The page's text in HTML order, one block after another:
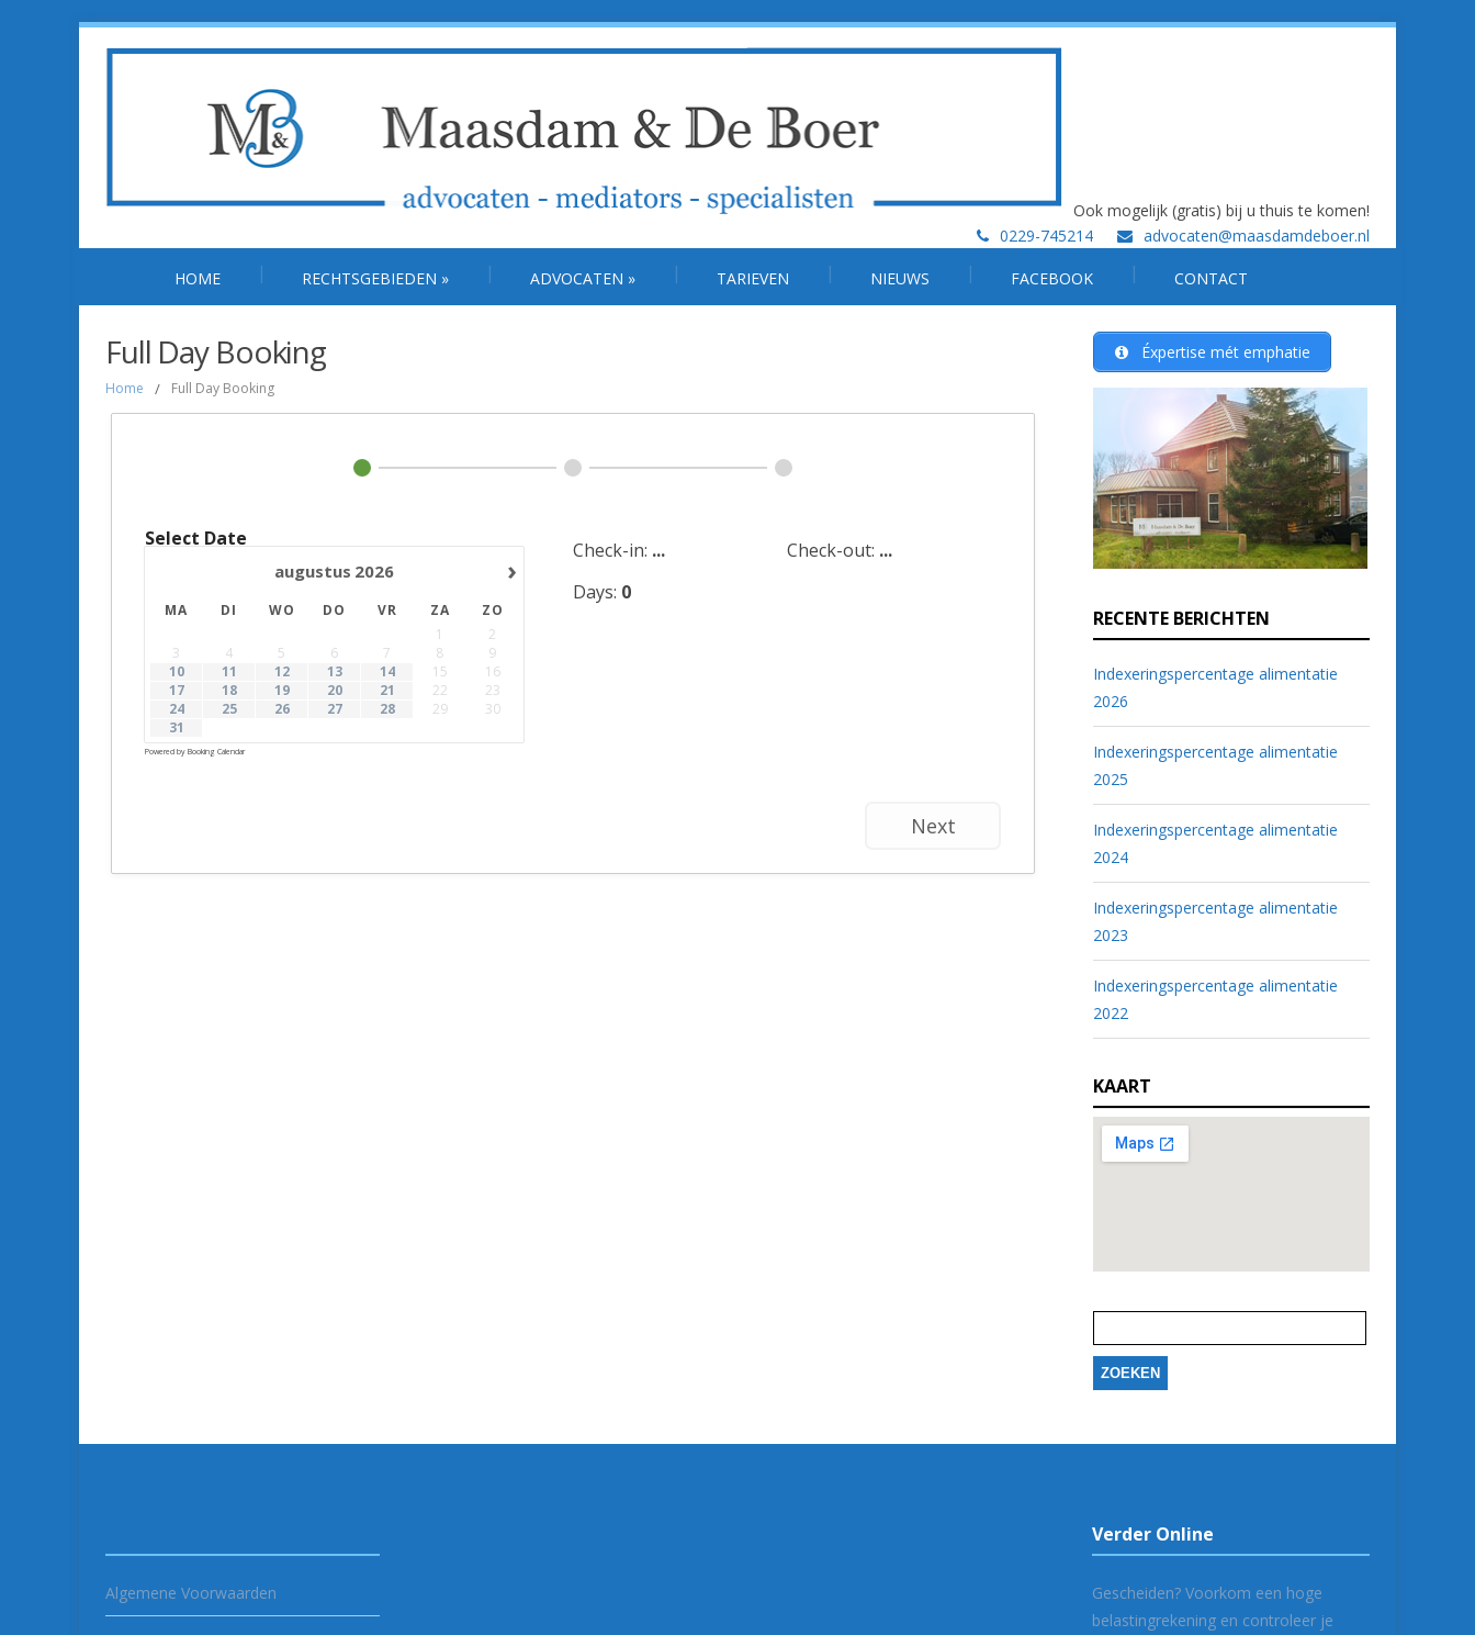
Ook mogelijk (gratis) bij u thuis te komen!
0229-745214
advocaten@maasdamdeboer.nl
HOME RECHTSGEBIEDEN » ADVOCATEN » TARIEVEN NIEUWS FACEBOOK CONTACT
Full Day Booking
Home / Full Day Booking
Select Date
›
augustus 2026
MA DI WO DO VR ZA
ZO
1
2
3
4 5 6 7 8
9
10
11 12 13 14 15
16
17
18 19 20 21 22
23
24
25 26 27 28 29
30
31
Powered by Booking Calendar
Check-in: ... Check-out: ...
Days: 0
Next
Éxpertise mét emphatie
RECENTE BERICHTEN
Indexeringspercentage alimentatie
2026
Indexeringspercentage alimentatie
2025
Indexeringspercentage alimentatie
2024
Indexeringspercentage alimentatie
2023
Indexeringspercentage alimentatie
2022
KAART
naar:
Algemene Voorwaarden
Verder Online
Gescheiden? Voorkom een hoge
belastingrekening en controleer je